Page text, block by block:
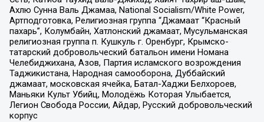
Ахлю Сунна Валь Джамаа, National Socialism/White Power,
Артподготовка, Религиозная группа “Джамаат “Красный
пахарь”, Колумбайн, Хатлонский джамаат, Мусульманская
религиозная группа п. Кушкуль г. Оренбург, Крымско-
татарский добровольческий батальон имени Номана
Челебиджихана, Азов, Партия исламского возрождения
Таджикистана, Народная самооборона, Дуббайский
джамаат, московская ячейка, Батал-Хаджи Белхороев,
Маньяки Культ Убийц, Молодёжь Которая Улыбается,
Легион Свобода России, Айдар, Русский добровольческий
корпус